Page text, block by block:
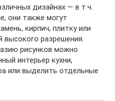
дизайнах — в т.ч.
они также могут
кирпич, плитку или
разрешения.
рисунков можно
интерьер кухни,
или выделить отдельные